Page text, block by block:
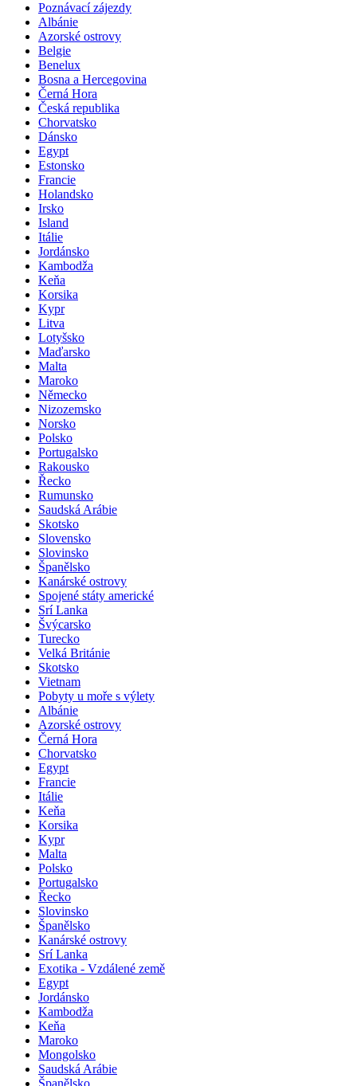
Poznávací zájezdy
Albánie
Azorské ostrovy
Belgie
Benelux
Bosna a Hercegovina
Černá Hora
Česká republika
Chorvatsko
Dánsko
Egypt
Estonsko
Francie
Holandsko
Irsko
Island
Itálie
Jordánsko
Kambodža
Keňa
Korsika
Kypr
Litva
Lotyšsko
Maďarsko
Malta
Maroko
Německo
Nizozemsko
Norsko
Polsko
Portugalsko
Rakousko
Řecko
Rumunsko
Saudská Arábie
Skotsko
Slovensko
Slovinsko
Španělsko
Kanárské ostrovy
Spojené státy americké
Srí Lanka
Švýcarsko
Turecko
Velká Británie
Skotsko
Vietnam
Pobyty u moře s výlety
Albánie
Azorské ostrovy
Černá Hora
Chorvatsko
Egypt
Francie
Itálie
Keňa
Korsika
Kypr
Malta
Polsko
Portugalsko
Řecko
Slovinsko
Španělsko
Kanárské ostrovy
Srí Lanka
Exotika - Vzdálené země
Egypt
Jordánsko
Kambodža
Keňa
Maroko
Mongolsko
Saudská Arábie
Španělsko